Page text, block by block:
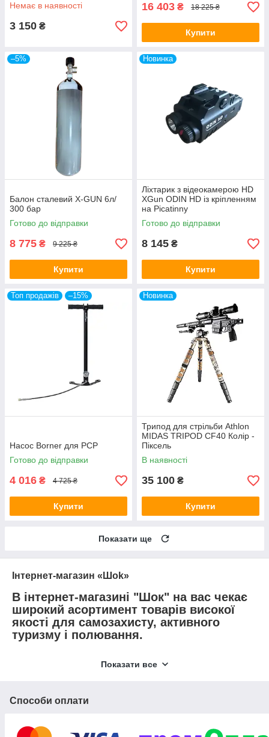
Немає в наявності
3 150 ₴
16 403 ₴ 18 225 ₴
Купити
–5%
Балон сталевий X-GUN 6л/
300 бар
Готово до відправки
8 775 ₴ 9 225 ₴
Купити
Новинка
Ліхтарик з відеокамерою HD
XGun ODIN HD із кріпленням
на Picatinny
Готово до відправки
8 145 ₴
Купити
Топ продажів –15%
Насос Borner для PCP
Готово до відправки
4 016 ₴ 4 725 ₴
Купити
Новинка
Трипод для стрільби Athlon
MIDAS TRIPOD CF40 Колір -
Піксель
В наявності
35 100 ₴
Купити
Показати ще
Інтернет-магазин «Шоk»
В інтернет-магазині "Шок" на вас чекає
широкий асортимент товарів високої
якості для самозахисту, активного
туризму і полювання.
вас можуть виникнути в ході пошуку по каталогу. Ми
вибрати і придбати наступну продукцію:
Показати все
Способи оплати